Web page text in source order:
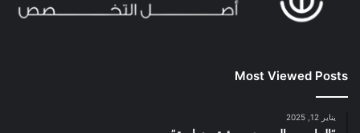
Most Viewed Posts
يناير 12, 2025